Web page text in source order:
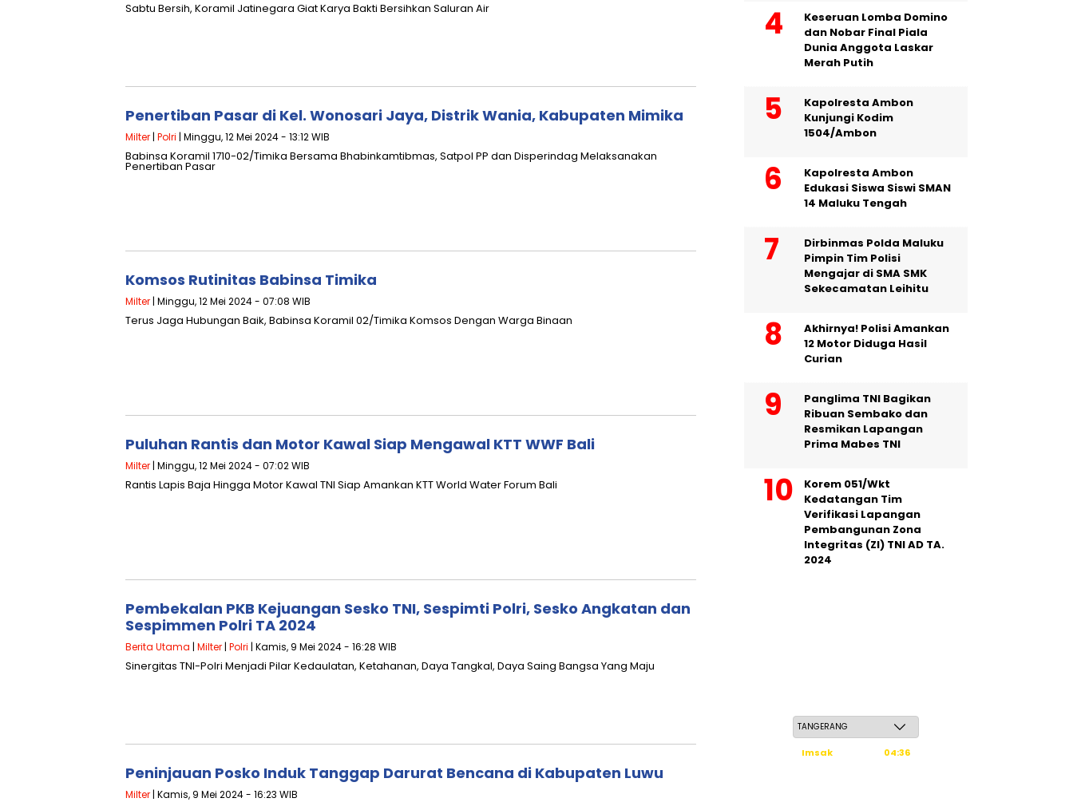
Sabtu Bersih, Koramil Jatinegara Giat Karya Bakti Bersihkan Saluran Air
Penertiban Pasar di Kel. Wonosari Jaya, Distrik Wania, Kabupaten Mimika
Milter | Polri | Minggu, 12 Mei 2024 - 13:12 WIB
Babinsa Koramil 1710-02/Timika Bersama Bhabinkamtibmas, Satpol PP dan Disperindag Melaksanakan
Penertiban Pasar
Komsos Rutinitas Babinsa Timika
Milter | Minggu, 12 Mei 2024 - 07:08 WIB
Terus Jaga Hubungan Baik, Babinsa Koramil 02/Timika Komsos Dengan Warga Binaan
Puluhan Rantis dan Motor Kawal Siap Mengawal KTT WWF Bali
Milter | Minggu, 12 Mei 2024 - 07:02 WIB
Rantis Lapis Baja Hingga Motor Kawal TNI Siap Amankan KTT World Water Forum Bali
Pembekalan PKB Kejuangan Sesko TNI, Sespimti Polri, Sesko Angkatan dan
Sespimmen Polri TA 2024
Berita Utama | Milter | Polri | Kamis, 9 Mei 2024 - 16:28 WIB
Sinergitas TNI-Polri Menjadi Pilar Kedaulatan, Ketahanan, Daya Tangkal, Daya Saing Bangsa Yang Maju
Peninjauan Posko Induk Tanggap Darurat Bencana di Kabupaten Luwu
Milter | Kamis, 9 Mei 2024 - 16:23 WIB
Keseruan Lomba Domino
dan Nobar Final Piala
Dunia Anggota Laskar
Merah Putih
Kapolresta Ambon
Kunjungi Kodim
1504/Ambon
Kapolresta Ambon
Edukasi Siswa Siswi SMAN
14 Maluku Tengah
Dirbinmas Polda Maluku
Pimpin Tim Polisi
Mengajar di SMA SMK
Sekecamatan Leihitu
Akhirnya! Polisi Amankan
12 Motor Diduga Hasil
Curian
Panglima TNI Bagikan
Ribuan Sembako dan
Resmikan Lapangan
Prima Mabes TNI
Korem 051/Wkt
Kedatangan Tim
Verifikasi Lapangan
Pembangunan Zona
Integritas (ZI) TNI AD TA.
2024
Imsak
04:36